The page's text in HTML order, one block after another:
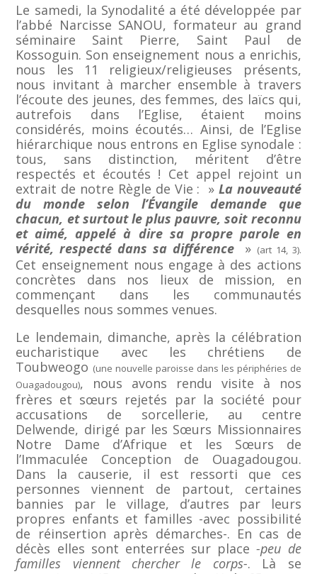
Le samedi, la Synodalité a été développée par
l’abbé Narcisse SANOU, formateur au grand
séminaire Saint Pierre, Saint Paul de
Kossoguin. Son enseignement nous a enrichis,
nous les 11 religieux/religieuses présents,
nous invitant à marcher ensemble à travers
l’écoute des jeunes, des femmes, des laïcs qui,
autrefois dans l’Eglise, étaient moins
considérés, moins écoutés… Ainsi, de l’Eglise
hiérarchique nous entrons en Eglise synodale :
tous, sans distinction, méritent d’être
respectés et écoutés ! Cet appel rejoint un
extrait de notre Règle de Vie : » La nouveauté
du monde selon
l’Évangile demande que
chacun, et surtout le plus pauvre, soit reconnu
et aimé, appelé à dire sa propre parole en
vérité, respecté dans sa différence
» (art 14, 3).
Cet enseignement nous engage à des actions
concrètes dans nos lieux de mission, en
commençant dans les communautés
desquelles nous sommes venues.
Le lendemain, dimanche, après la célébration
eucharistique avec les chrétiens de
Toubweogo (une nouvelle paroisse dans les périphéries de
Ouagadougou), nous avons rendu visite à nos
frères et sœurs rejetés par la société pour
accusations de sorcellerie, au centre
Delwende, dirigé par les Sœurs Missionnaires
Notre Dame d’Afrique et les Sœurs de
l’Immaculée Conception de Ouagadougou.
Dans la causerie, il est ressorti que ces
personnes viennent de partout, certaines
bannies par le village, d’autres par leurs
propres enfants et familles -avec possibilité
de réinsertion après démarches-. En cas de
décès elles sont enterrées sur place-peu de
familles viennent chercher le corps-. Là se